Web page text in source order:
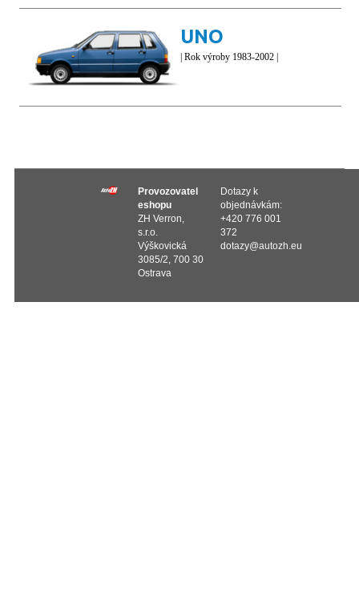
UNO
| Rok výroby 1983-2002 |
Provozovatel
eshopu
ZH Verron,
s.r.o.
Výškovická
3085/2, 700 30
Ostrava
Dotazy k
objednávkám:
+420 776 001
372
dotazy@autozh.eu